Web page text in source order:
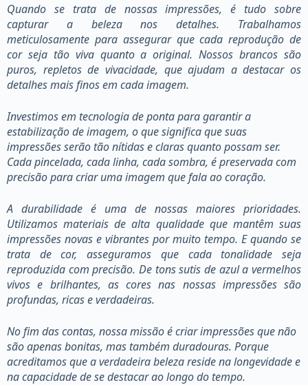
Quando se trata de nossas impressões, é tudo sobre
capturar a beleza nos detalhes. Trabalhamos
meticulosamente para assegurar que cada reprodução de
cor seja tão viva quanto a original. Nossos brancos são
puros, repletos de vivacidade, que ajudam a destacar os
detalhes mais finos em cada imagem.
Investimos em tecnologia de ponta para garantir a
estabilização de imagem, o que significa que suas
impressões serão tão nítidas e claras quanto possam ser.
Cada pincelada, cada linha, cada sombra, é preservada com
precisão para criar uma imagem que fala ao coração.
A durabilidade é uma de nossas maiores prioridades.
Utilizamos materiais de alta qualidade que mantêm suas
impressões novas e vibrantes por muito tempo. E quando se
trata de cor, asseguramos que cada tonalidade seja
reproduzida com precisão. De tons sutis de azul a vermelhos
vivos e brilhantes, as cores nas nossas impressões são
profundas, ricas e verdadeiras.
No fim das contas, nossa missão é criar impressões que não
são apenas bonitas, mas também duradouras. Porque
acreditamos que a verdadeira beleza reside na longevidade e
na capacidade de se destacar ao longo do tempo.